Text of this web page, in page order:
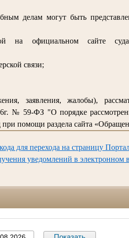
делам могут быть
на официальном сайте
связи;
заявления, жалобы),
№ 59-ФЗ "О порядке
помощи раздела сайта
для перехода на страницу
уведомлений в электронном